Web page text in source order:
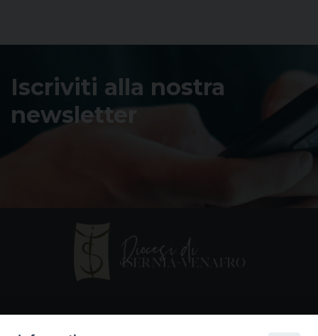
Iscriviti alla nostra
newsletter